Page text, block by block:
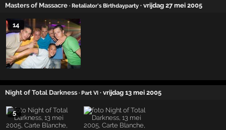
Masters of Massacre · Retaliator's Birthdayparty · vrijdag 27 mei 2005
14
Night of Total Darkness · Part VI · vrijdag 13 mei 2005
5